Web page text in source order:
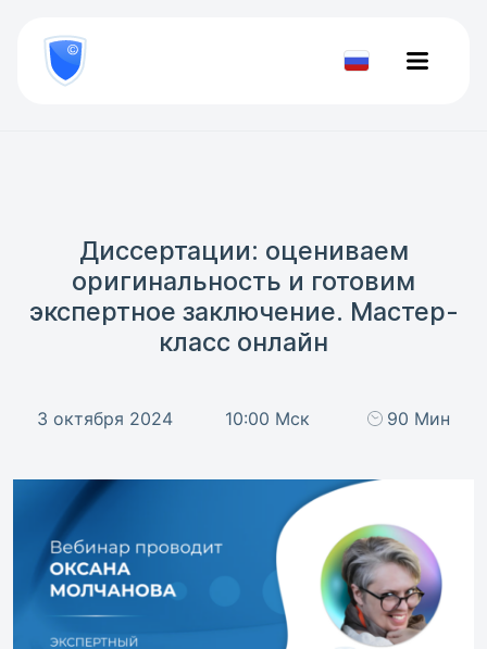
800
777-
81-Проверить
Диссертации: оцениваем
оригинальность и готовим
экспертное заключение. Мастер-
класс онлайн
3 октября 2024 10:00 Мск 90 Мин